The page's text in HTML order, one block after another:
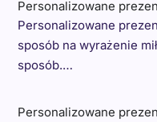
Personalizowane
Personalizowane
sposób na wyrażenie
sposób.…
Personalizowane